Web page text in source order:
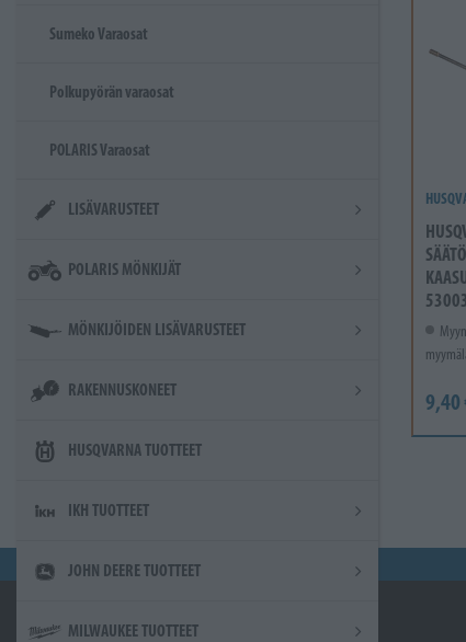
Sumeko Varaosat
Polkupyörän varaosat
POLARIS Varaosat
LISÄVARUSTEET
POLARIS MÖNKIJÄT
MÖNKIJÖIDEN LISÄVARUSTEET
RAKENNUSKONEET
HUSQVARNA TUOTTEET
IKH TUOTTEET
JOHN DEERE TUOTTEET
MILWAUKEE TUOTTEET
9,40